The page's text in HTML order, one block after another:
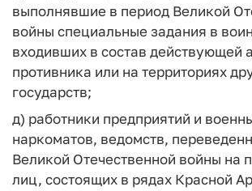
выполнявшие в период Великой
войны специальные задания в
входивших в состав действующей
противника или на территориях
государств;
д) работники предприятий и
наркоматов, ведомств,
Великой Отечественной войны на
лиц, состоящих в рядах Красной